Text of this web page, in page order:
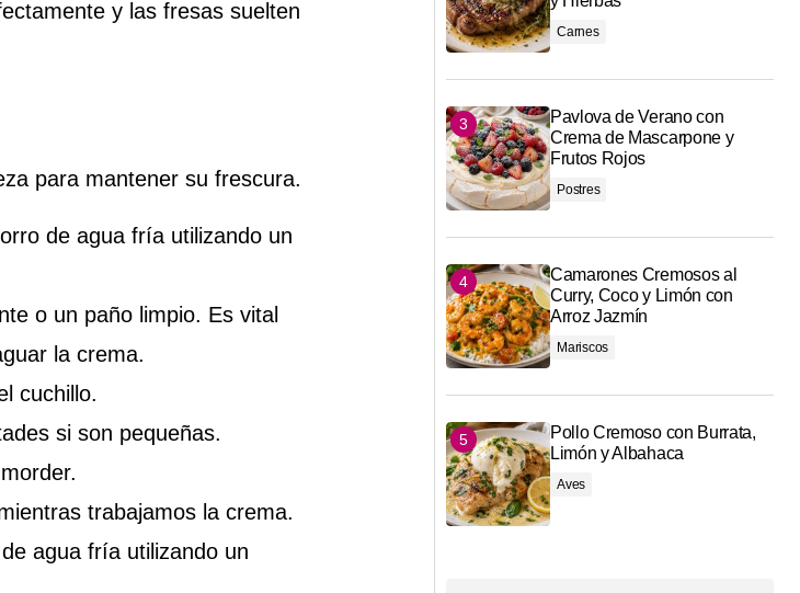
y las fresas suelten
para mantener su frescura.
de agua fría utilizando un
o un paño limpio. Es vital
la crema.
cuchillo.
si son pequeñas.
trabajamos la crema.
agua fría utilizando un
Carnes
Pavlova de Verano con
Crema de Mascarpone y
Frutos Rojos
Postres
Camarones Cremosos al
Curry, Coco y Limón con
Arroz Jazmín
Mariscos
Pollo Cremoso con Burrata,
Limón y Albahaca
Aves